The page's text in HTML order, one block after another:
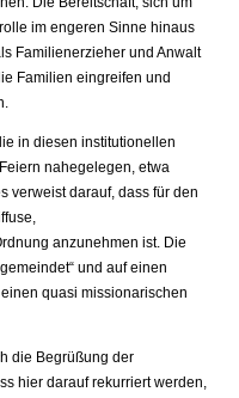
im engeren Sinne hinaus
Familienerzieher und Anwalt
Familien eingreifen und
in diesen institutionellen
nahegelegen, etwa
verweist darauf, dass für den
anzunehmen ist. Die
und auf einen
quasi missionarischen
die Begrüßung der
hier darauf rekurriert werden,